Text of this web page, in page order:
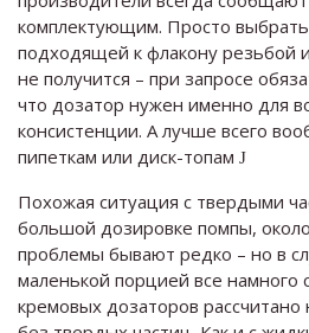
комплектующим. Просто
подходящей к флакону резьбой
не получится – при запросе
что дозатор нужен именно для
консистенции. А лучше всего
пипеткам или диск-топам J
Похожая ситуация с твердыми
большой дозировке помпы,
проблемы бывают редко – но в
маленькой порцией все намного
кремовых дозаторов